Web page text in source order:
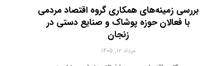
بررسی زمینه‌های همکاری گروه اقتصاد مردمی
با فعالان حوزه پوشاک و صنایع دستی در
زنجان
مرداد ۱۲, ۱۴۰۵